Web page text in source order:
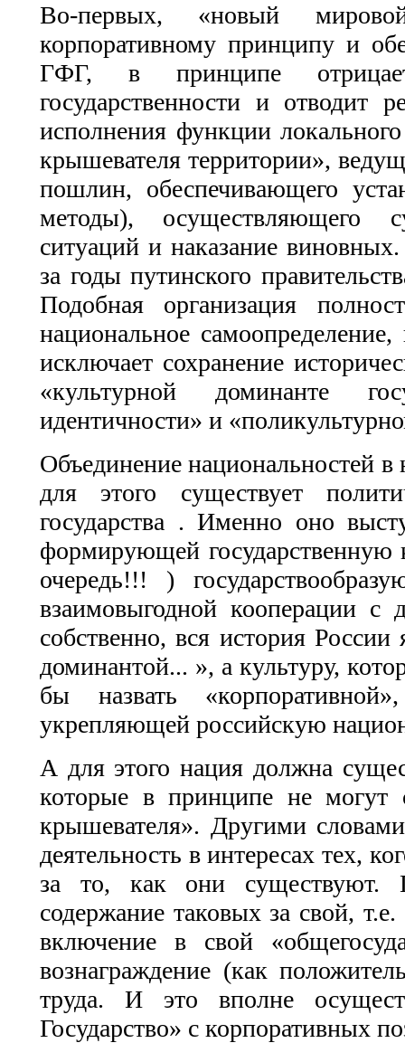
Во-первых, «новый
корпоративному принципу и
ГФГ, в принципе
государственности и отводит
исполнения функции
крышевателя территории»,
пошлин, обеспечивающего
методы), осуществляющего
ситуаций и наказание
за годы путинского
Подобная организация
национальное
исключает сохранение
«культурной доминанте
идентичности» и
Объединение национальностей
для этого существует
государства . Именно оно
формирующей
очередь!!! )
взаимовыгодной кооперации с
собственно, вся история
доминантой... », а культуру,
бы назвать
укрепляющей российскую
А для этого нация должна
которые в принципе не могут
крышевателя». Другими
деятельность в интересах тех,
за то, как они существуют.
содержание таковых за свой,
включение в свой
вознаграждение (как
труда. И это вполне
Государство» с корпоративных